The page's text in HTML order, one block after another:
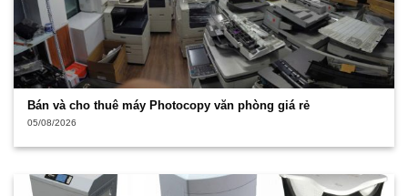
Bán và cho thuê máy Photocopy văn phòng giá rẻ
05/08/2026